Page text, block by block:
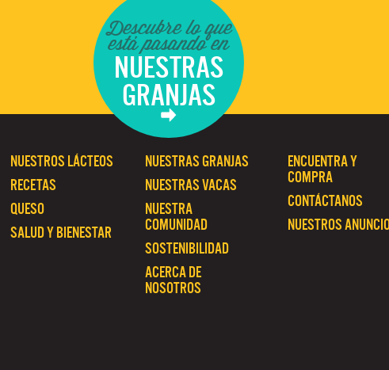
Descubre lo que
está pasando en
NUESTRAS
GRANJAS
ENCUENTRA Y
COMPRA
CONTÁCTANOS
NUESTROS
NUESTRAS GRANJAS
NUESTRAS VACAS
NUESTRA
COMUNIDAD
SOSTENIBILIDAD
ACERCA DE
NOSOTROS
NUESTROS LÁCTEOS
RECETAS
QUESO
SALUD Y BIENESTAR